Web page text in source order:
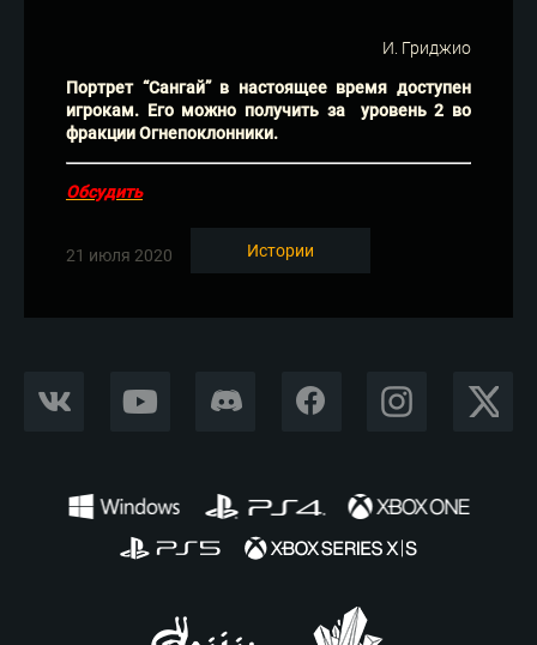
И. Гриджио
Портрет “Сангай” в настоящее время доступен
игрокам. Его можно получить за уровень 2 во
фракции Огнепоклонники.
Обсудить
21 июля 2020 Истории
VKONTAKTE YOUTUBE DISCORD FACEBOOK INSTAGRAM X CORP